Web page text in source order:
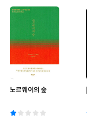
노르웨이의 숲